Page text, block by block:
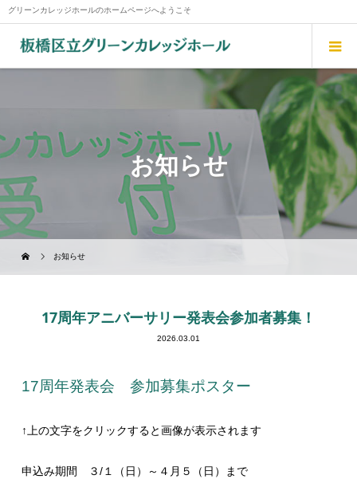
グリーンカレッジホールのホームページへようこそ
お知らせ
お知らせ
17周年アニバーサリー発表会参加者募集！
2026.03.01
17周年発表会 参加募集ポスター
↑上の文字をクリックすると画像が表示されます
申込み期間 ３/１（日）～４月５（日）まで